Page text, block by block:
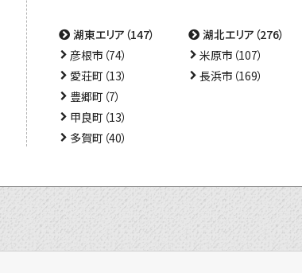
湖東エリア（147）
彦根市（74）
愛荘町（13）
豊郷町（7）
甲良町（13）
多賀町（40）
湖北エリア（276）
米原市（107）
長浜市（169）